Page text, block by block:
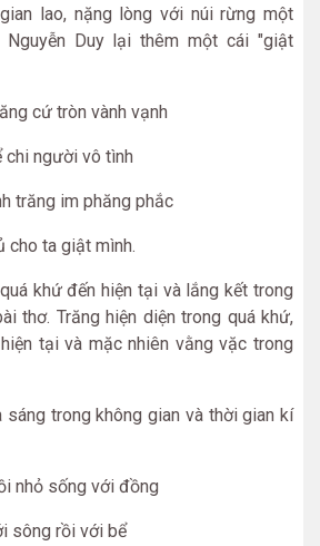
lao, nặng lòng với núi rừng một
Nguyễn Duy lại thêm một cái "giật
vành vạnh
vô tình
phăng phắc
mình.
khứ đến hiện tại và lắng kết trong
thơ. Trăng hiện diện trong quá khứ,
tại và mặc nhiên vằng vặc trong
sáng trong không gian và thời gian kí
với đồng
với bể